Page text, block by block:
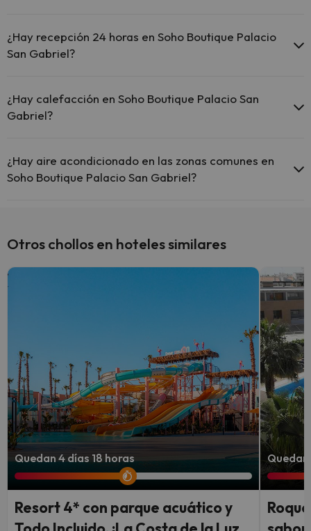
¿Hay recepción 24 horas en Soho Boutique Palacio
San Gabriel?
¿Hay calefacción en Soho Boutique Palacio San
Gabriel?
zonas comunes.
¿Hay aire acondicionado en las zonas comunes en
Soho Boutique Palacio San Gabriel?
Otros chollos en hoteles similares
Quedan 4 días 18 horas
Resort 4* con parque acuático y